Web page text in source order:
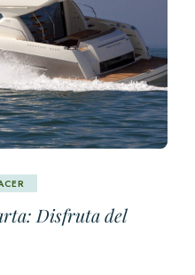
Disfruta del